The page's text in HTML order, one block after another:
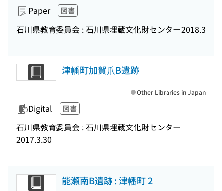
Paper 図書
石川県教育委員会 : 石川県埋蔵文化財センター2018.3
津幡町加賀爪B遺跡
Digital 図書
石川県教育委員会 : 石川県埋蔵文化財センター
2017.3.30
Other Libraries in Japan
能瀬南B遺跡 : 津幡町 2